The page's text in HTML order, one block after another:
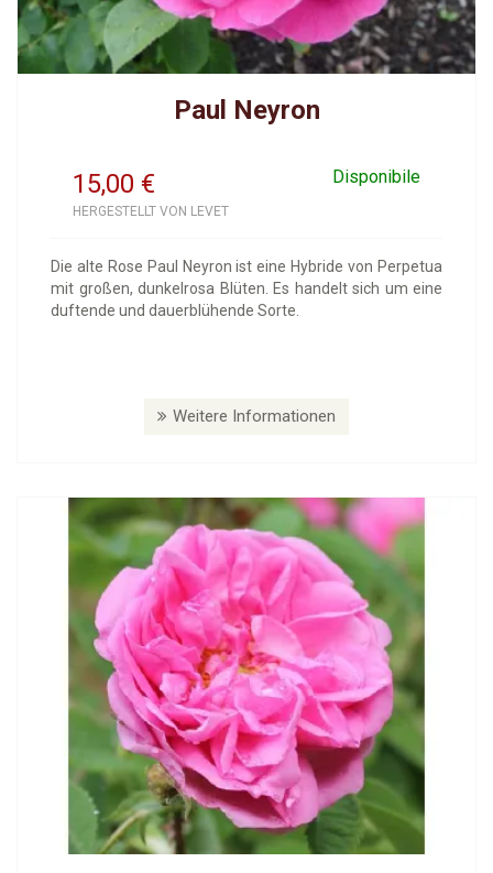
Paul Neyron
15,00 Disponibile
€
HERGESTELLT VON LEVET
Die alte Rose Paul Neyron ist eine Hybride von Perpetua
mit großen, dunkelrosa Blüten. Es handelt sich um eine
duftende und dauerblühende Sorte.
Weitere Informationen